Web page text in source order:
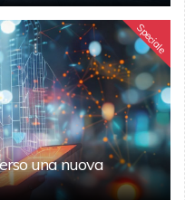
Speciale
una nuova